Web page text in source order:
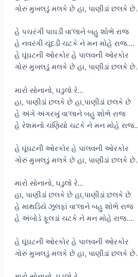
ગોરું મુખલડું મલકે છે હા, પાણીડાં છલકે
હે પચરંગી પાઘડી વા’લાને બહુ શોભે રાજ
હે નવરંગી ચૂંદડી ચટકે ને મન મોહે રાજ….
હે ઘૂંઘટની ઓરકોર હે પાલવની ઓરકોર
ગોરું મુખલડું મલકે છે હા, પાણીડાં છલકે
મારો સોનાનો, ઘડુલો રે…
હા, પાણીડાં છલકે છે હા,પાણીડાં છલકે છે
હે અંગે અંગરખું વા’લાને બહુ શોભે રાજ
હે રેશમનો ચણિયો ચટકે ને મન મોહે
હે ઘૂંઘટની ઓરકોર હે પાલવની ઓરકોર
ગોરું મુખલડું મલકે છે હા, પાણીડાં છલકે
મારો સોનાનો, ઘડુલો રે…
હા, પાણીડાં છલકે છે હા,પાણીડાં છલકે છે
હે માથડિયે ઝૂલફાં વા’લાને બહુ શોભે રાજ
હે અંબોડે ફૂલડાં ચટકે ને મન મોહે રાજ….
હે ઘૂંઘટની ઓરકોર હે પાલવની ઓરકોર
ગોરું મુખલડું મલકે છે હા, પાણીડાં છલકે